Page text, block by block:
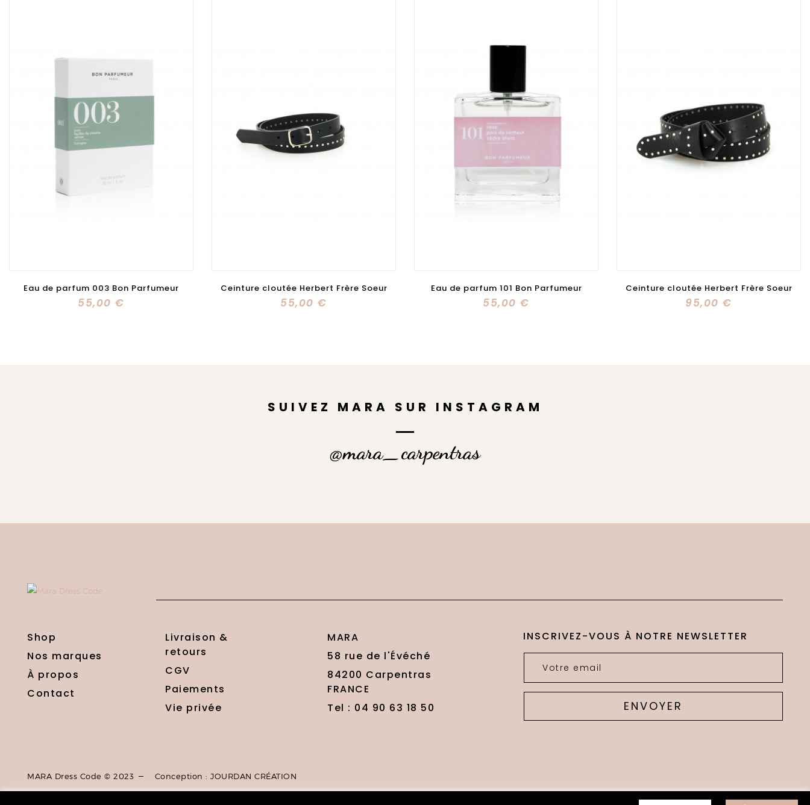
Ceinture cloutée Herbert Frère Soeur
55,00 €
Eau de parfum 101 Bon Parfumeur
55,00 €
Ceinture cloutée Herbert Frère Soeur
95,00 €
Eau de parfum 001 Bon Parfumeur
55,00 €
SUIVEZ MARA SUR INSTAGRAM
@mara_carpentras
Shop
Nos marques
À propos
Contact
Livraison &
retours
CGV
Paiements
Vie privée
MARA
58 rue de l'Évéché
84200 Carpentras
FRANCE
Tel : 04 90 63 18 50
INSCRIVEZ-VOUS À NOTRE NEWSLETTER
ENVOYER
MARA Dress Code © 2023 Conception : JOURDAN CRÉATION